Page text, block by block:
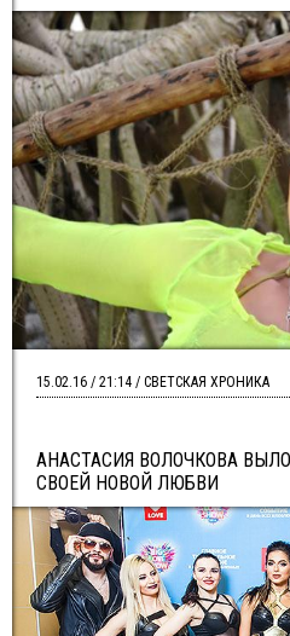
АНАСТАСИЯ ВОЛОЧКОВА
СВОЕЙ НОВОЙ ЛЮБВИ
15.02.16 / 21:14 / СВЕТСКАЯ ХРОНИКА